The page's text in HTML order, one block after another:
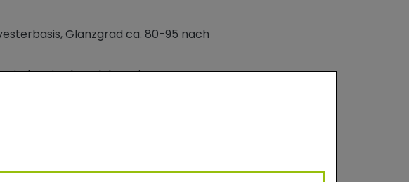
Glanzgrad ca. 80-95 nach
dem dekorativen
Verfahren entstehen langlebige,
Wohnbau in gemäßigten